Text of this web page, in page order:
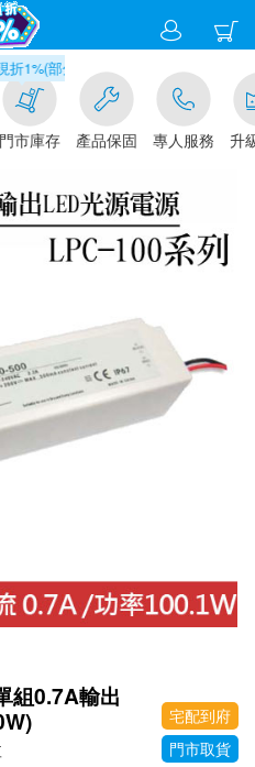
部分商品不適用)-請點我看
門市庫存 產品保固 專人服務 升
組0.7A輸出
宅配到府
門市取貨